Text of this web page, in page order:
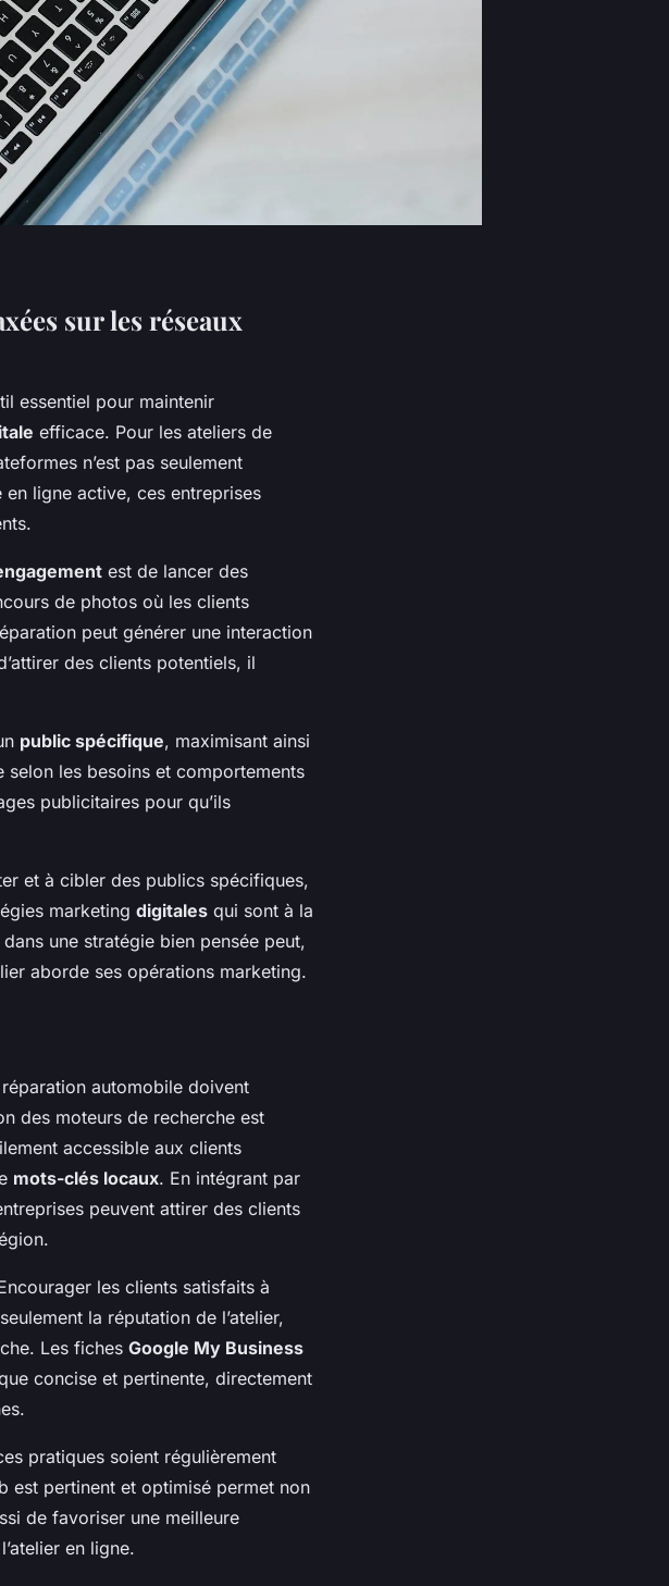
sur les réseaux
essentiel pour maintenir
efficace. Pour les ateliers de
n’est pas seulement
en ligne active, ces entreprises
est de lancer des
de photos où les clients
peut générer une interaction
des clients potentiels, il
public spécifique, maximisant ainsi
selon les besoins et comportements
publicitaires pour qu’ils
et à cibler des publics spécifiques,
marketing digitales qui sont à la
une stratégie bien pensée peut,
aborde ses opérations marketing.
automobile doivent
des moteurs de recherche est
accessible aux clients
mots-clés locaux. En intégrant par
peuvent attirer des clients
les clients satisfaits à
la réputation de l’atelier,
Les fiches Google My Business
concise et pertinente, directement
pratiques soient régulièrement
est pertinent et optimisé permet non
de favoriser une meilleure
en ligne.